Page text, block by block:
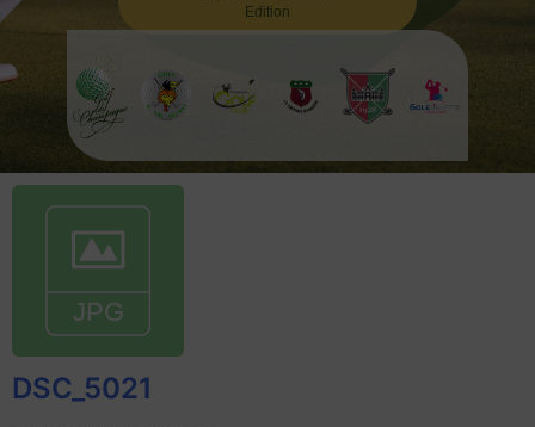
Edition
DSC_5021